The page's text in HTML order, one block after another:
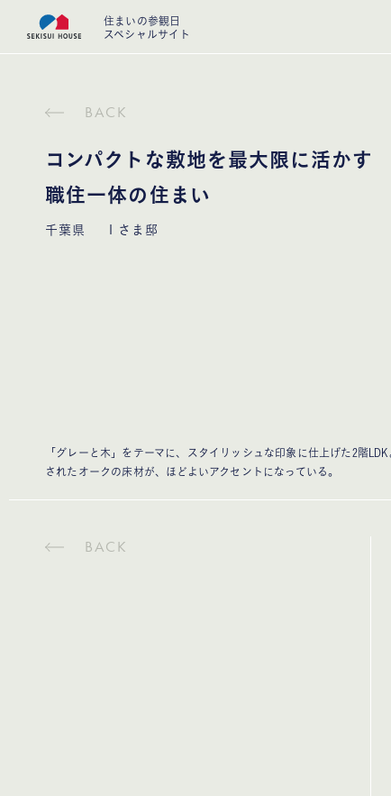
住まいの参観日
スペシャルサイト
BACK
コンパクトな敷地を最大限に活かす
職住一体の住まい
千葉県 Ｉさま邸
「グレーと木」をテーマに、スタイリッシュな印象に仕上げた2階
されたオークの床材が、ほどよいアクセントになっている。
BACK